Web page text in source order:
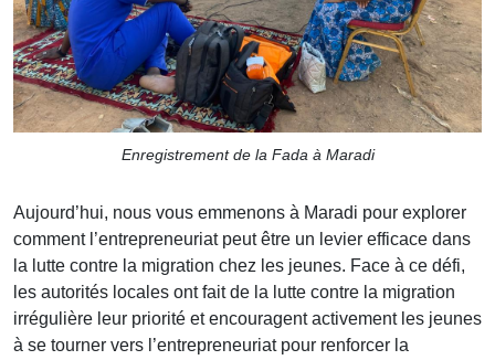
Enregistrement de la Fada à Maradi
Aujourd’hui, nous vous emmenons à Maradi pour explorer
comment l’entrepreneuriat peut être un levier efficace dans
la lutte contre la migration chez les jeunes. Face à ce défi,
les autorités locales ont fait de la lutte contre la migration
irrégulière leur priorité et encouragent activement les jeunes
à se tourner vers l’entrepreneuriat pour renforcer la